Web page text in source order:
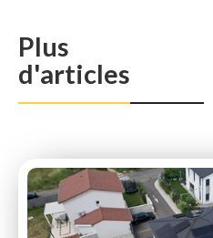
Plus
d'articles